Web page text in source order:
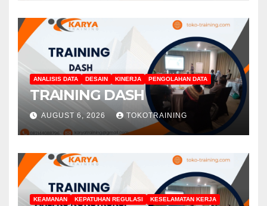
ANALISIS DATA DESAIN KINERJA PENGOLAHAN DATA
TRAINING DASH
AUGUST 6, 2026 TOKOTRAINING
KEAMANAN KEPATUHAN REGULASI KESELAMATAN KERJA